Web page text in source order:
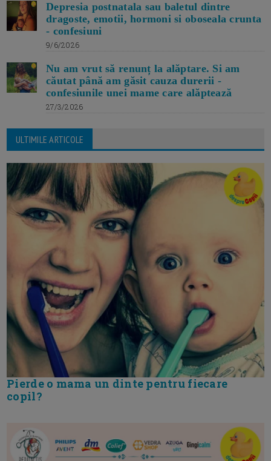
Depresia postnatala sau baletul dintre
dragoste, emotii, hormoni si oboseala crunta
- confesiuni
9/6/2026
Nu am vrut să renunț la alăptare. Si am
căutat până am găsit cauza durerii -
confesiunile unei mame care alăptează
27/3/2026
ULTIMILE ARTICOLE
Pierde o mama un dinte pentru fiecare
copil?